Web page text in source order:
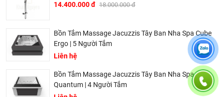
14.400.000 đ 18.000.000 đ
Bồn Tắm Massage Jacuzzis Tây Ban Nha Spa Cube
Ergo | 5 Người Tắm
Liên hệ
Bồn Tắm Massage Jacuzzis Tây Ban Nha Spa
Quantum | 4 Người Tắm